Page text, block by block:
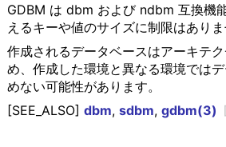
GDBM は dbm および ndbm 互換機
えるキーや値のサイズに制限はありま
作成されるデータベースはアーキテ
め、作成した環境と異なる環境では
めない可能性があります。
[SEE_ALSO] dbm, sdbm, gdbm(3)